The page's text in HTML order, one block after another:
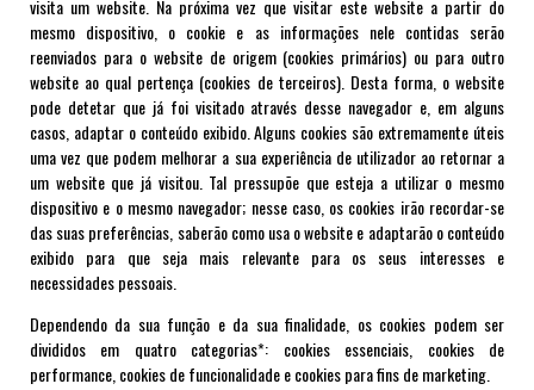
visita um website. Na próxima vez que visitar este website a partir do
mesmo dispositivo, o cookie e as informações nele contidas serão
reenviados para o website de origem (cookies primários) ou para outro
website ao qual pertença (cookies de terceiros). Desta forma, o website
pode detetar que já foi visitado através desse navegador e, em alguns
casos, adaptar o conteúdo exibido. Alguns cookies são extremamente úteis
uma vez que podem melhorar a sua experiência de utilizador ao retornar a
um website que já visitou. Tal pressupõe que esteja a utilizar o mesmo
dispositivo e o mesmo navegador; nesse caso, os cookies irão recordar-se
das suas preferências, saberão como usa o website e adaptarão o conteúdo
exibido para que seja mais relevante para os seus interesses e
necessidades pessoais.
Dependendo da sua função e da sua finalidade, os cookies podem ser
divididos em quatro categorias*: cookies essenciais, cookies de
performance, cookies de funcionalidade e cookies para fins de marketing.